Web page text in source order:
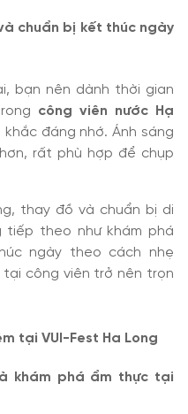
chuẩn bị kết thúc ngày
bạn nên dành thời gian
công viên nước Hạ
đáng nhớ. Ánh sáng
rất phù hợp để chụp
thay đồ và chuẩn bị di
tiếp theo như khám phá
ngày theo cách nhẹ
tại công viên trở nên trọn
tại VUI-Fest Ha Long
khám phá ẩm thực tại